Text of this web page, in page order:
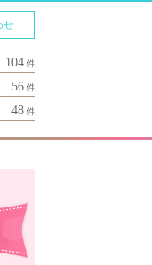
104 件
56 件
48 件
せ